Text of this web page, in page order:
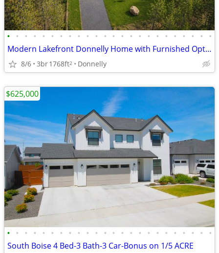
• • • • • • • • • • • • • • • • • • • • • • • •
Modern Lakefront Donnelly Home with Furnished Options!
8/6 3br1768ft2 Donnelly
• • • • • • • • • • • • • • • • • • • • • • • •
South Boise 4 Bed-3 Bath-3 Car-Bonus on 1/5 ACRE
$625,000